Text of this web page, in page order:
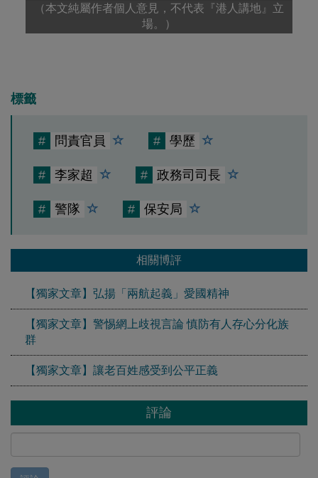
（本文純屬作者個人意見，不代表『港人講地』立
場。）
標籤
# 問責官員 # 學歷
# 李家超 # 政務司司長
# 警隊 # 保安局
相關博評
【獨家文章】弘揚「兩航起義」愛國精神
【獨家文章】警惕網上歧視言論 慎防有人存心分化族
群
【獨家文章】讓老百姓感受到公平正義
評論